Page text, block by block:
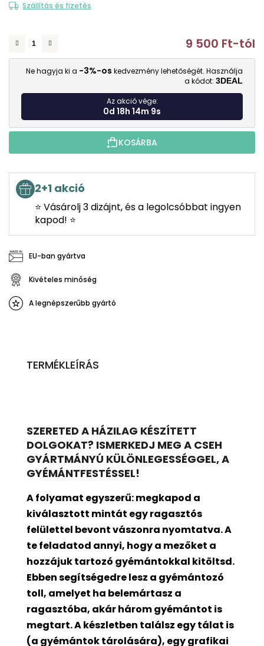
Szállítás és fizetés
9 500 Ft-tól
Ne hagyja ki a -3%-os kedvezmény lehetőségét. Használja
a kódot: 3DEAL
Az akció vége:
0d 18h 14m 7s
KOSÁRBA
2+1 akció
⭐ Vásárolj 3 dizájnt, és a legolcsóbbat ingyen
kapod! ⭐
EU-ban gyártva
Kivételes minőség
A legnépszerűbb gyártó
TERMÉKLEÍRÁS
SZERETED A HÁZILAG KÉSZÍTETT
DOLGOKAT? ISMERKEDJ MEG A CSEH
GYÁRTMÁNYÚ KÜLÖNLEGESSÉGGEL, A
GYÉMÁNTFESTÉSSEL!
A folyamat egyszerű: megkapod a
kiválasztott mintát egy ragasztós
felülettel bevontvászonra nyomtatva. A
te feladatod annyi, hogy a mezőket a
hozzájuk tartozó gyémántokkal kitöltsd.
Ebben segítségedre lesz a gyémántozó
toll, amelyet ha belemártasz a
ragasztóba, akár három gyémántot is
megtart. A készletben találsz egy tálat is
(a gyémántok tárolására), egy grafikai